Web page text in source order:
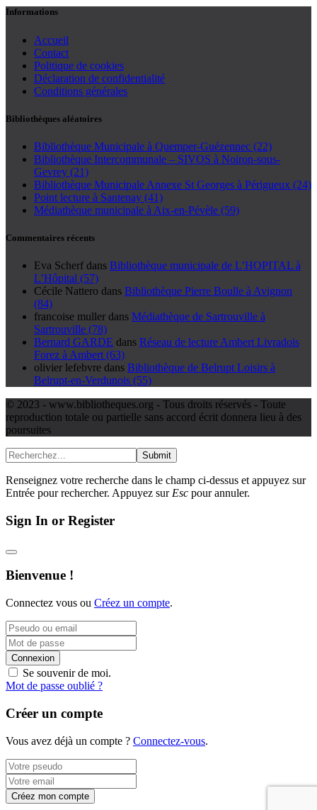
Informations
Accueil
Contact
Politique de cookies
Déclaration de confidentialité
Conditions générales
Bibliothèques aléatoires
Bibliothèque Municipale à Quemper-Guézennec (22)
Bibliothèque Intercommunale – SIVOS à Noiron-sous-
Gevrey (21)
Bibliothèque Municipale Annexe St Georges à Périgueux (24)
Point lecture à Santenay (41)
Médiathèque municipale à Aix-en-Pévèle (59)
Commentaires récents
Eva Scherf dans Bibliothèque municipale de L’HOPITAL à
L’Hôpital (57)
Cécile Nattero dans Bibliothèque Pierre Boulle à Avignon
(84)
francoise muller dans Médiathèque de Sartrouville à
Sartrouville (78)
Bernard GARDE dans Réseau de lecture Ambert Livradois
Forez à Ambert (63)
olivier lefebvre dans Bibliothèque de Belrupt Loisirs à
Belrupt-en-Verdunois (55)
© 2023 - www.bibliotheques.org - Tous droits réservés - Toute
reproduction totale ou partielle sans accord écrit donnera lieu à des
poursuites
Submit
Renseignez votre recherche dans le champ ci-dessus et appuyez sur
Entrée pour rechercher. Appuyez sur Esc pour annuler.
Sign In or Register
Bienvenue !
Connectez vous ou Créez un compte.
Connexion
Se souvenir de moi.
Mot de passe oublié ?
Créer un compte
Vous avez déjà un compte ? Connectez-vous.
Créez mon compte